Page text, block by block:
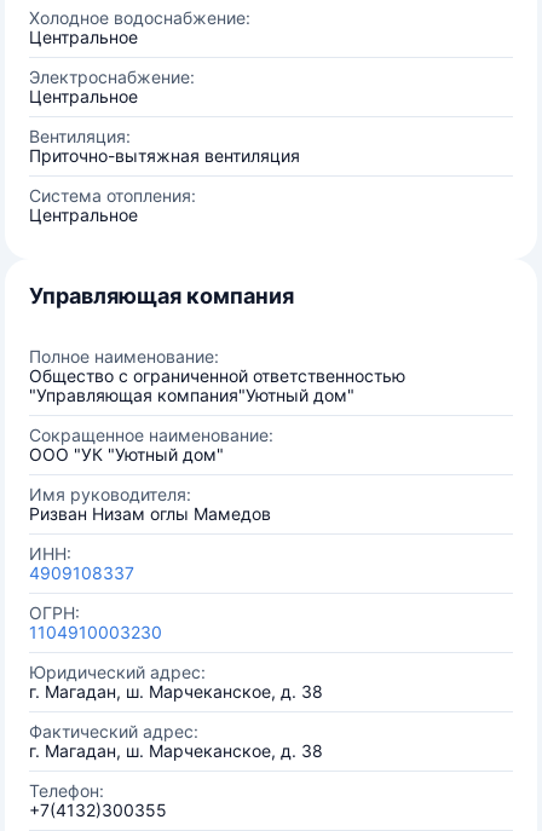
Холодное водоснабжение:
Центральное
Электроснабжение:
Центральное
Вентиляция:
Приточно-вытяжная вентиляция
Система отопления:
Центральное
Управляющая компания
Полное наименование:
Общество с ограниченной ответственностью
"Управляющая компания"Уютный дом"
Сокращенное наименование:
ООО "УК "Уютный дом"
Имя руководителя:
Ризван Низам оглы Мамедов
ИНН:
4909108337
ОГРН:
1104910003230
Юридический адрес:
г. Магадан, ш. Марчеканское, д. 38
Фактический адрес:
г. Магадан, ш. Марчеканское, д. 38
Телефон:
+7(4132)300355